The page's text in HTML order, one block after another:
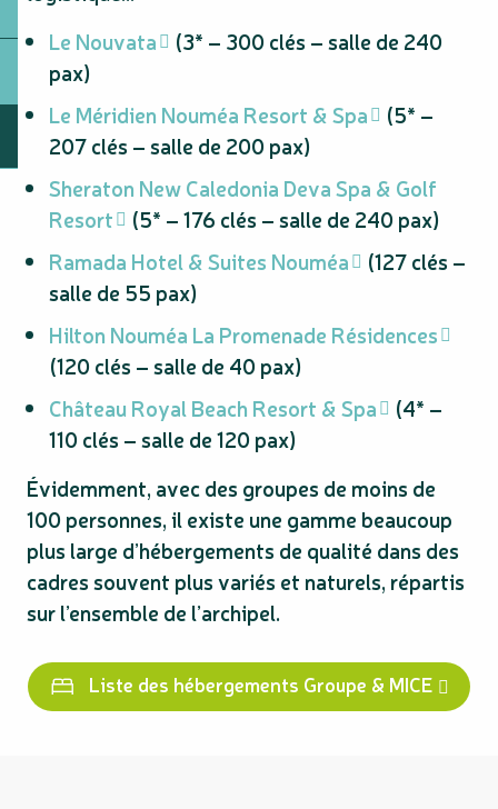
Le Nouvata
(3* – 300 clés – salle de 240
pax)
Le Méridien Nouméa Resort & Spa
(5* –
207 clés – salle de 200 pax)
Sheraton New Caledonia Deva Spa & Golf
Resort
(5* – 176 clés – salle de 240 pax)
Ramada Hotel & Suites Nouméa
(127 clés –
salle de 55 pax)
Hilton Nouméa La Promenade Résidences
(120 clés – salle de 40 pax)
Château Royal Beach Resort & Spa
(4* –
110 clés – salle de 120 pax)
Évidemment, avec des groupes de moins de
100 personnes, il existe une gamme beaucoup
plus large d’hébergements de qualité dans des
cadres souvent plus variés et naturels, répartis
sur l’ensemble de l’archipel.
Liste des hébergements Groupe & MICE